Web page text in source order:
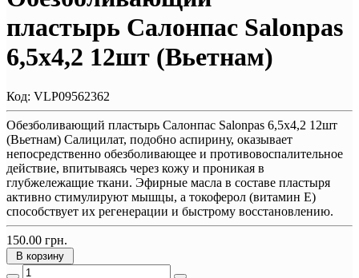
пластырь Салонпас Salonpas
6,5х4,2 12шт (Вьетнам)
Код: VLP09562362
Обезболивающий пластырь Салонпас Salonpas 6,5х4,2 12шт
(Вьетнам) Салицилат, подобно аспирину, оказывает
непосредственно обезболивающее и противовоспалительное
действие, впитываясь через кожу и проникая в
глубжележащие ткани. Эфирные масла в составе пластыря
активно стимулируют мышцы, а токоферол (витамин Е)
способствует их регенерации и быстрому восстановлению.
150.00 грн.
В корзину